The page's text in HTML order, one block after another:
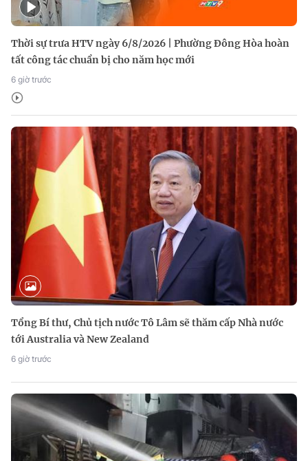
Thời sự trưa HTV ngày 6/8/2026 | Phường Đông Hòa hoàn
tất công tác chuẩn bị cho năm học mới
6 giờ trước
Tổng Bí thư, Chủ tịch nước Tô Lâm sẽ thăm cấp Nhà nước
tới Australia và New Zealand
6 giờ trước